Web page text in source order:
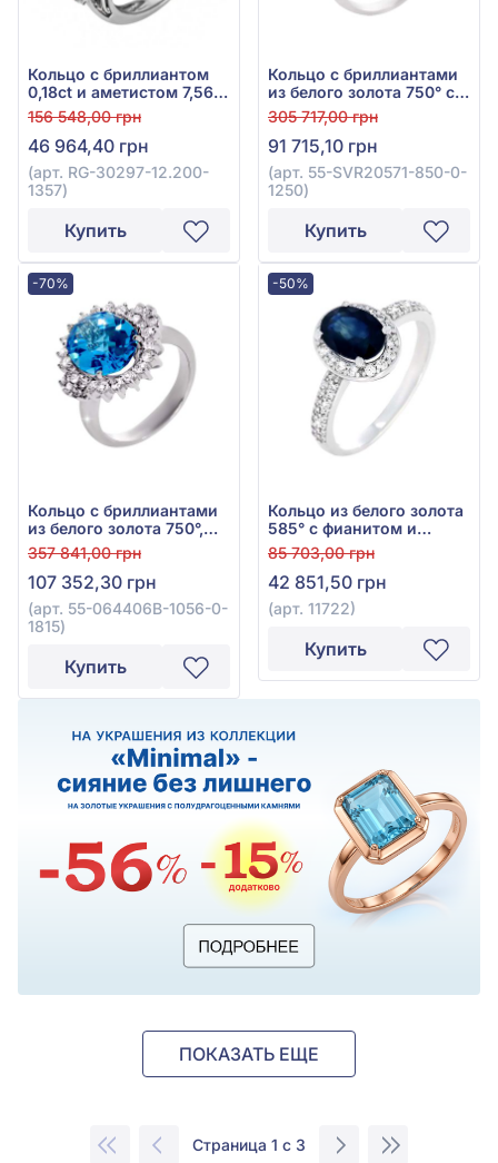
Кольцо с бриллиантом
0,18ct и аметистом 7,56ct
из белого золота 585°,
арт. RG-30297-12.200-
1357
156 548,00 грн
46 964,40 грн
(арт. RG-30297-12.200-
1357)
Купить
Кольцо с бриллиантами
из белого золота 750° с
бриллиантом 0,32ct и
топазом Swiss Blue
14,1ct, арт. 55-SVR20571-
850-0-1250
305 717,00 грн
91 715,10 грн
(арт. 55-SVR20571-850-0-
1250)
Купить
-70%
Кольцо с бриллиантами
из белого золота 750°,
бриллиант 0,78ct, топаз
Swiss Blue 6,41ct, арт.
55-064406B-1056-0-1815
357 841,00 грн
107 352,30 грн
(арт. 55-064406B-1056-0-
1815)
Купить
-50%
Кольцо из белого золота
585° с фианитом и
сапфиром 1,64ct, арт.
11722
85 703,00 грн
42 851,50 грн
(арт. 11722)
Купить
ПОКАЗАТЬ ЕЩЕ
Страница 1 с 3